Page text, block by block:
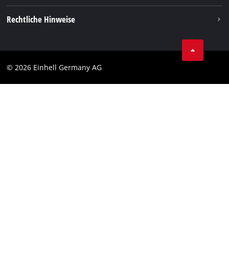
Vertrag widerrufen
Rechtliche Hinweise
Impressum
© 2026 Einhell Germany AG